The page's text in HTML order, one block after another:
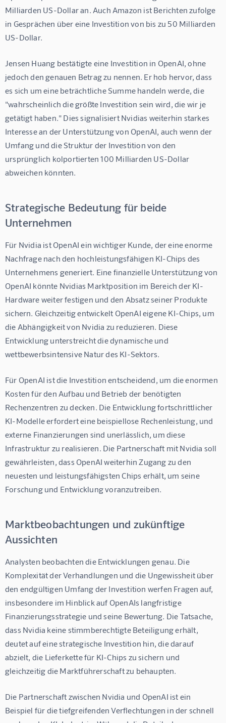
Milliarden US-Dollar an. Auch Amazon ist Berichten zufolge
in Gesprächen über eine Investition von bis zu 50 Milliarden
US-Dollar.
Jensen Huang bestätigte eine Investition in OpenAI, ohne
jedoch den genauen Betrag zu nennen. Er hob hervor, dass
es sich um eine beträchtliche Summe handeln werde, die
"wahrscheinlich die größte Investition sein wird, die wir je
getätigt haben." Dies signalisiert Nvidias weiterhin starkes
Interesse an der Unterstützung von OpenAI, auch wenn der
Umfang und die Struktur der Investition von den
ursprünglich kolportierten 100 Milliarden US-Dollar
abweichen könnten.
Strategische Bedeutung für beide
Unternehmen
Für Nvidia ist OpenAI ein wichtiger Kunde, der eine enorme
Nachfrage nach den hochleistungsfähigen KI-Chips des
Unternehmens generiert. Eine finanzielle Unterstützung von
OpenAI könnte Nvidias Marktposition im Bereich der KI-
Hardware weiter festigen und den Absatz seiner Produkte
sichern. Gleichzeitig entwickelt OpenAI eigene KI-Chips, um
die Abhängigkeit von Nvidia zu reduzieren. Diese
Entwicklung unterstreicht die dynamische und
wettbewerbsintensive Natur des KI-Sektors.
Für OpenAI ist die Investition entscheidend, um die enormen
Kosten für den Aufbau und Betrieb der benötigten
Rechenzentren zu decken. Die Entwicklung fortschrittlicher
KI-Modelle erfordert eine beispiellose Rechenleistung, und
externe Finanzierungen sind unerlässlich, um diese
Infrastruktur zu realisieren. Die Partnerschaft mit Nvidia soll
gewährleisten, dass OpenAI weiterhin Zugang zu den
neuesten und leistungsfähigsten Chips erhält, um seine
Forschung und Entwicklung voranzutreiben.
Marktbeobachtungen und zukünftige
Aussichten
Analysten beobachten die Entwicklungen genau. Die
Komplexität der Verhandlungen und die Ungewissheit über
den endgültigen Umfang der Investition werfen Fragen auf,
insbesondere im Hinblick auf OpenAIs langfristige
Finanzierungsstrategie und seine Bewertung. Die Tatsache,
dass Nvidia keine stimmberechtigte Beteiligung erhält,
deutet auf eine strategische Investition hin, die darauf
abzielt, die Lieferkette für KI-Chips zu sichern und
gleichzeitig die Marktführerschaft zu behaupten.
Die Partnerschaft zwischen Nvidia und OpenAI ist ein
Beispiel für die tiefgreifenden Verflechtungen in der schnell